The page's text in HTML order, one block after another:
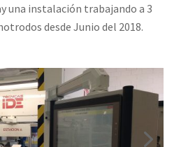
una instalación trabajando a 3
desde Junio del 2018.